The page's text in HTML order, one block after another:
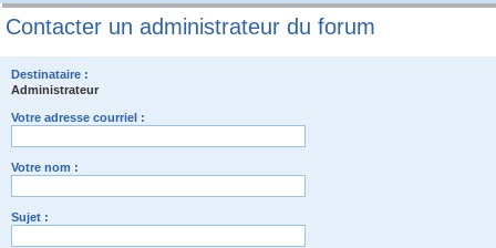
Contacter un administrateur du forum
Destinataire :
Administrateur
Votre adresse courriel :
Votre nom :
Sujet :